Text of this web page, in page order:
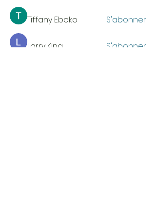
Tiffany Eboko S'abonner
Larry King S'abonner